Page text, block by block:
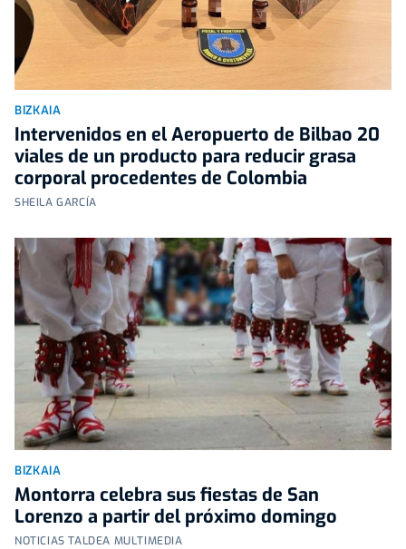
BIZKAIA
Intervenidos en el Aeropuerto de Bilbao 20
viales de un producto para reducir grasa
corporal procedentes de Colombia
SHEILA GARCÍA
BIZKAIA
Montorra celebra sus fiestas de San
Lorenzo a partir del próximo domingo
NOTICIAS TALDEA MULTIMEDIA